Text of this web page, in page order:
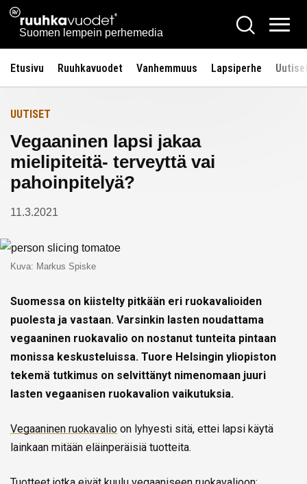
Siirry
sisältöön
Ruuhkavuodet.fi
Suomen lempein perhemedia
Hae
Etusivu Ruuhkavuodet Vanhemmuus Lapsiperhe
Etusivulle
UUTISET
Vegaaninen lapsi jakaa
mielipiteitä- terveyttä vai
pahoinpitelyä?
11.3.2021
Kuva: Markus Spiske
Suomessa on kiistelty pitkään eri ruokavalioiden
puolesta ja vastaan. Varsinkin lasten noudattama
vegaaninen ruokavalio on nostanut tunteita pintaan
monissa keskusteluissa. Tuore Helsingin yliopiston
tekemä tutkimus on selvittänyt nimenomaan juuri
lasten vegaanisen ruokavalion vaikutuksia.
Vegaaninen ruokavalio on lyhyesti sitä, ettei lapsi käytä
lainkaan mitään eläinperäisiä tuotteita.